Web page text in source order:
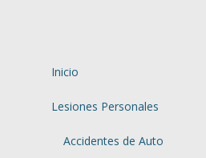
Inicio
Lesiones Personales
Accidentes de Auto